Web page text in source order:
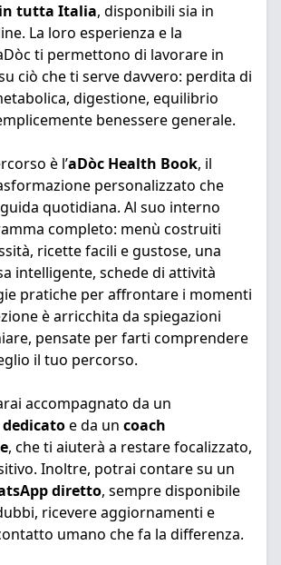
tutta Italia, disponibili sia in
La loro esperienza e la
ti permettono di lavorare in
ciò che ti serve davvero: perdita di
digestione, equilibrio
benessere generale.
è l’aDòc Health Book, il
personalizzato che
quotidiana. Al suo interno
completo: menù costruiti
ricette facili e gustose, una
intelligente, schede di attività
pratiche per affrontare i momenti
è arricchita da spiegazioni
pensate per farti comprendere
il tuo percorso.
accompagnato da un
e da un coach
, che ti aiuterà a restare focalizzato,
Inoltre, potrai contare su un
diretto, sempre disponibile
ricevere aggiornamenti e
umano che fa la differenza.